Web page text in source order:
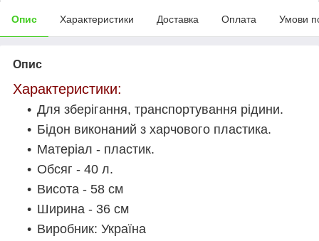
Опис Характеристики Доставка Оплата Умови
Опис
Характеристики:
Для зберігання, транспортування рідини.
Бідон виконаний з харчового пластика.
Матеріал - пластик.
Обсяг - 40 л.
Висота - 58 см
Ширина - 36 см
Виробник: Україна